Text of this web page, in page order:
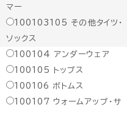
マー
100103105
その他タイツ・
ソックス
100104 アンダーウェア
100105
トップス
100106
ボトムス
100107
ウォームアップ・サ